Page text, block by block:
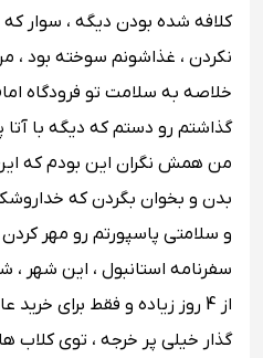
کلافه شده بودن دیگه ، سوار
نکردن ، غذاشونم سوخته بود ،
خلاصه به سلامت تو فرودگاه
گذاشتم رو دستم که دیگه با آتا
من همش نگران این بودم که
بدن و بخوان بگردن که
و سلامتی پاسپورتم رو مهر کردن
سفرنامه استانبول ، این شهر ،
از 4 روز زیاده و فقط برای
گذار خیلی پر خرجه ، توی